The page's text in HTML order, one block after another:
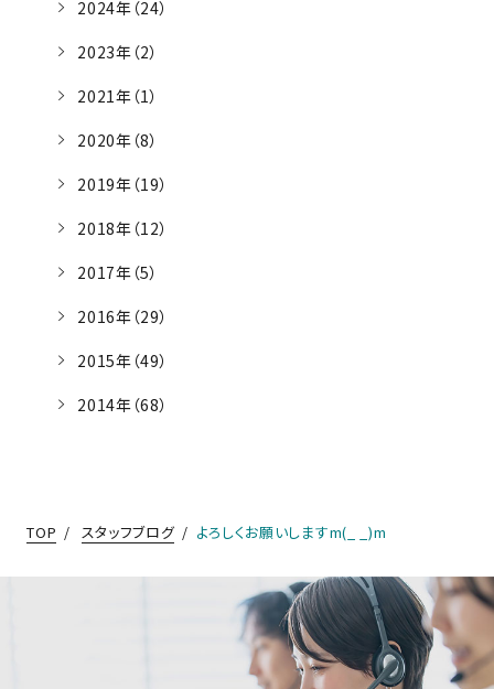
2024年（24）
2023年（2）
2021年（1）
2020年（8）
2019年（19）
2018年（12）
2017年（5）
2016年（29）
2015年（49）
2014年（68）
TOP スタッフブログ よろしくお願いしますm(_ _)m